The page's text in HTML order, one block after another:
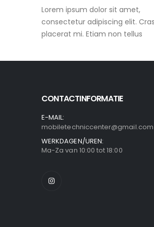
Lorem ipsum dolor sit amet,
consectetur adipiscing elit.
placerat mi. Etiam non tellus
CONTACTINFORMATIE
E-MAIL:
mobiletechniccenter@gmail.com
WERKDAGEN/UREN:
Ma-Za van 10:00 tot 18:00